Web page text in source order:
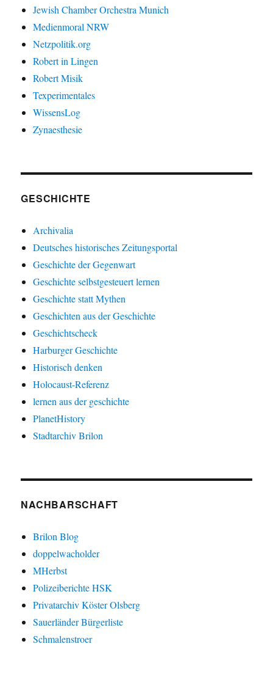
Jewish Chamber Orchestra Munich
Medienmoral NRW
Netzpolitik.org
Robert in Lingen
Robert Misik
Texperimentales
WissensLog
Zynaesthesie
GESCHICHTE
Archivalia
Deutsches historisches Zeitungsportal
Geschichte der Gegenwart
Geschichte selbstgesteuert lernen
Geschichte statt Mythen
Geschichten aus der Geschichte
Geschichtscheck
Harburger Geschichte
Historisch denken
Holocaust-Referenz
lernen aus der geschichte
PlanetHistory
Stadtarchiv Brilon
NACHBARSCHAFT
Brilon Blog
doppelwacholder
MHerbst
Polizeiberichte HSK
Privatarchiv Köster Olsberg
Sauerländer Bürgerliste
Schmalenstroer